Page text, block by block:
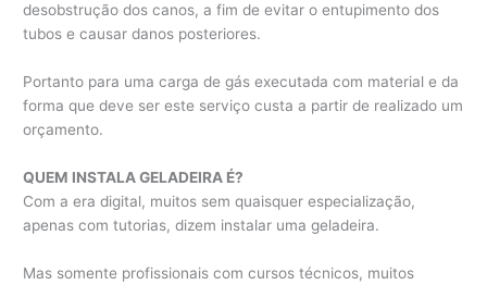
desobstrução dos canos, a fim de evitar o entupimento dos
tubos e causar danos posteriores.
Portanto para uma carga de gás executada com material e da
forma que deve ser este serviço custa a partir de realizado um
orçamento.
QUEM INSTALA GELADEIRA É?
Com a era digital, muitos sem quaisquer especialização,
apenas com tutorias, dizem instalar uma geladeira.
Mas somente profissionais com cursos técnicos, muitos